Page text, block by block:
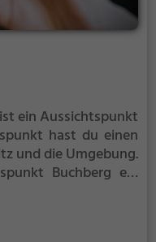
ein Aussichtspunkt
hast du einen
und die Umgebung.
Buchberg ein
und lockt an
Besucher aus der